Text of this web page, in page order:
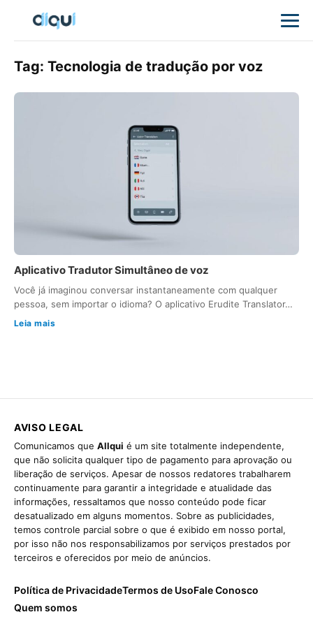
Tag: Tecnologia de tradução por voz
Aplicativo Tradutor Simultâneo de voz
Você já imaginou conversar instantaneamente com qualquer
pessoa, sem importar o idioma? O aplicativo Erudite Translator…
Leia mais
AVISO LEGAL
Comunicamos que Allqui é um site totalmente independente,
que não solicita qualquer tipo de pagamento para aprovação ou
liberação de serviços. Apesar de nossos redatores trabalharem
continuamente para garantir a integridade e atualidade das
informações, ressaltamos que nosso conteúdo pode ficar
desatualizado em alguns momentos. Sobre as publicidades,
temos controle parcial sobre o que é exibido em nosso portal,
por isso não nos responsabilizamos por serviços prestados por
terceiros e oferecidos por meio de anúncios.
Política de PrivacidadeTermos de UsoFale Conosco
Quem somos